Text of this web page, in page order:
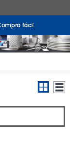
onlinefácil